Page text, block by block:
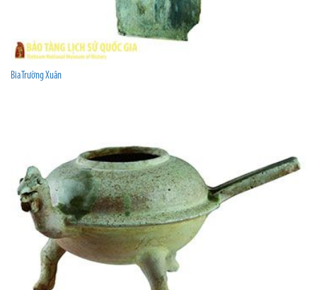
Bia Trường Xuân